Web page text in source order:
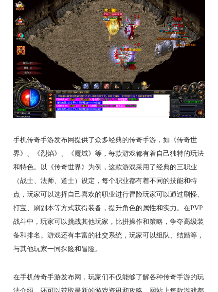
手机传奇手游发布网提供了众多经典的传奇手游，如《传奇世
界》、《烈焰》、《魔域》等，每款游戏都有着自己独特的玩法
和特色。以《传奇世界》为例，这款游戏采用了经典的三职业
（战士、法师、道士）设定，每个职业都有着不同的技能和特
点，玩家可以选择自己喜欢的职业进行冒险玩家可以通过刷怪、
打宝、刷副本等方式获得装备，提升角色的属性和实力。在PVP
战斗中，玩家可以挑战其他玩家，比拼操作和策略，争夺高级装
备和排名。游戏还有丰富的社交系统，玩家可以组队、结婚等，
与其他玩家一同探险和冒险。
在手机传奇手游发布网，玩家们不仅能够了解各种传奇手游的玩